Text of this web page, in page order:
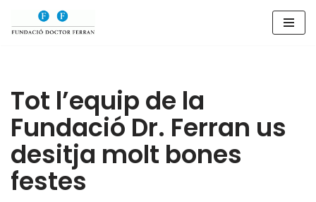
Saltar
Tot l’equip de la
Fundació Dr. Ferran us
desitja molt bones
festes